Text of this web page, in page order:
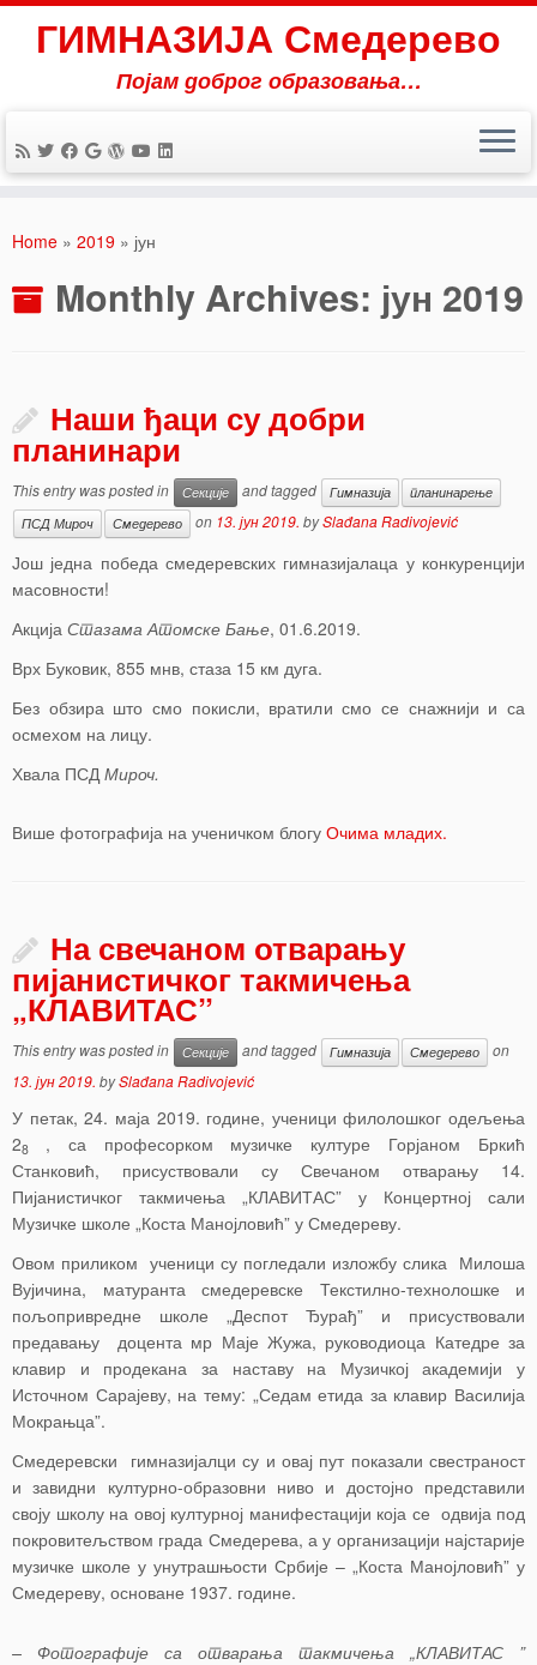
ГИМНАЗИЈА Смедерево
Појам доброг образовања…
Home » 2019 » јун
Monthly Archives: јун 2019
Наши ђаци су добри
планинари
This entry was posted in Секције and tagged Гимназија
планинарење
ПСД Мироч
Смедерево on 13. јун 2019. bySlađana Radivojević
Још једна победа смедеревских гимназијалаца у конкуренцији
масовности!
Акција Стазама Атомске Бање, 01.6.2019.
Врх Буковик, 855 мнв, стаза 15 км дуга.
Без обзира што смо покисли, вратили смо се снажнији и са
осмехом на лицу.
Хвала ПСДМироч.
Више фотографија на ученичком блогу Очима младих.
На свечаном отварању
пијанистичког такмичења
„КЛАВИТАС”
This entry was posted in Секције and tagged Гимназија Смедерево
on
13. јун 2019. bySlađana Radivojević
У петак, 24. маја 2019. године, ученици филолошког одељења
28 , са професорком музичке културе Горјаном Бркић
Станковић, присуствовали су Свечаном отварању 14.
Пијанистичког такмичења „КЛАВИТАС” у Концертној сали
Музичке школе „Коста Манојловић” у Смедереву.
Овом приликом ученици су погледали изложбу слика Милоша
Вујичина, матуранта смедеревске Текстилно-технолошке и
пољопривредне школе „Деспот Ђурађ” и присуствовали
предавању доцента мр Маје Жужа, руководиоца Катедре за
клавир и продекана за наставу на Музичкој академији у
Источном Сарајеву, на тему: „Седам етида за клавир Василија
Мокрањца”.
Смедеревски гимназијалци су и овај пут показали свестраност
и завидни културно-образовни ниво и достојно представили
своју школу на овој културној манифестацији која се одвија под
покровитељством града Смедерева, а у организацији најстарије
музичке школе у унутрашњости Србије – „Коста Манојловић” у
Смедереву, основане 1937. године.
– Фотографије са отварања такмичења „КЛАВИТАС ”